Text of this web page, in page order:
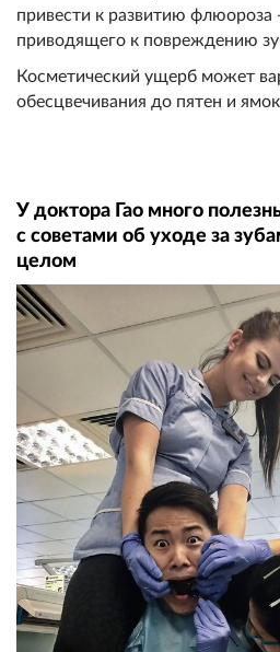
привести к развитию флюороза
приводящего к повреждению
Косметический ущерб может
обесцвечивания до пятен и
У доктора Гао много
с советами об уходе за
целом